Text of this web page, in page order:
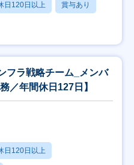
日120日以上 賞与あり
フラ戦略チーム_メンバ
／年間休日127日】
日120日以上